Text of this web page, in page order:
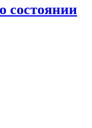
состоянии